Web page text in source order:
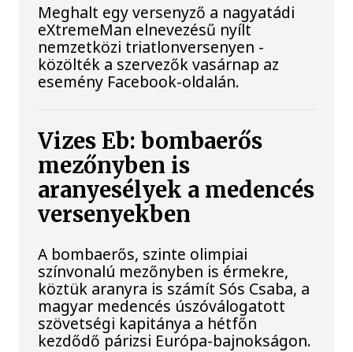
Meghalt egy versenyző a nagyatádi
eXtremeMan elnevezésű nyílt
nemzetközi triatlonversenyen -
közölték a szervezők vasárnap az
esemény Facebook-oldalán.
Vizes Eb: bombaerős
mezőnyben is
aranyesélyek a medencés
versenyekben
A bombaerős, szinte olimpiai
színvonalú mezőnyben is érmekre,
köztük aranyra is számít Sós Csaba, a
magyar medencés úszóválogatott
szövetségi kapitánya a hétfőn
kezdődő párizsi Európa-bajnokságon.